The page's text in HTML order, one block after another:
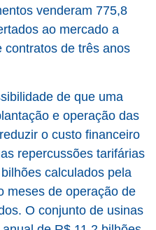
venderam 775,8
ao mercado a
contratos de três anos
de que uma
e operação das
o custo financeiro
repercussões tarifárias
calculados pela
meses de operação de
O conjunto de usinas